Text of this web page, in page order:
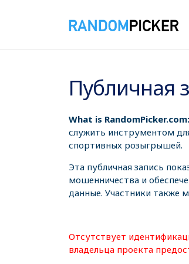
Публичная
What is RandomPicker.com:
служить инструментом
спортивных розыгрышей.
Эта публичная запись
мошенничества и
данные. Участники также
Отсутствует
владельца проекта